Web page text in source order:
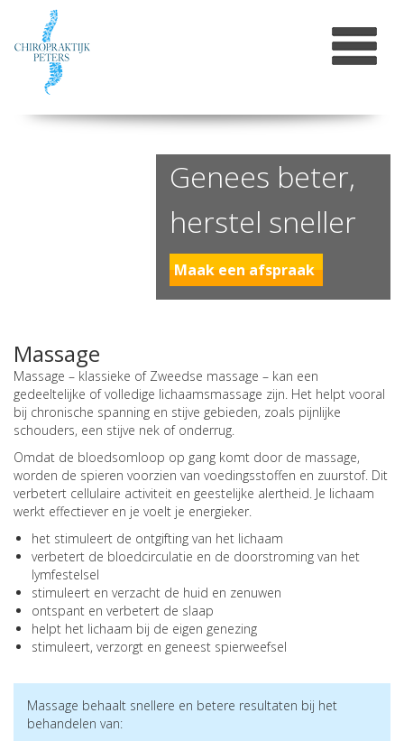
Genees beter,
herstel sneller
Maak een afspraak
Massage
Massage – klassieke of Zweedse massage – kan een
gedeeltelijke of volledige lichaamsmassage zijn. Het helpt vooral
bij chronische spanning en stijve gebieden, zoals pijnlijke
schouders, een stijve nek of onderrug.
Omdat de bloedsomloop op gang komt door de massage,
worden de spieren voorzien van voedingsstoffen en zuurstof. Dit
verbetert cellulaire activiteit en geestelijke alertheid. Je lichaam
werkt effectiever en je voelt je energieker.
het stimuleert de ontgifting van het lichaam
verbetert de bloedcirculatie en de doorstroming van het
lymfestelsel
stimuleert en verzacht de huid en zenuwen
ontspant en verbetert de slaap
helpt het lichaam bij de eigen genezing
stimuleert, verzorgt en geneest spierweefsel
Massage behaalt snellere en betere resultaten bij het
behandelen van: